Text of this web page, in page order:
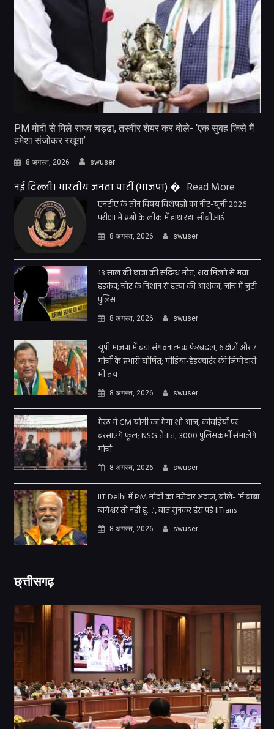
PM मोदी से मिले राघव चड्ढा, तस्वीर शेयर कर बोले- ‘एक सुबह जिसे मैं
हमेशा संजोकर रखूंगा’
8 अगस्त, 2026 swuser
नई दिल्ली। भारतीय जनता पार्टी (भाजपा) � Read More
एनटीए के तीन विषय विशेषज्ञों का नीट-यूजी 2026
परीक्षा में प्रश्नों के लीक में हाथ रहा: सीबीआई
8 अगस्त, 2026 swuser
13 साल की छात्रा की संदिग्ध मौत, शव मिलने से मचा
हड़कंप; चोट के निशान से हत्या की आशंका, जांच में जुटी
पुलिस
8 अगस्त, 2026 swuser
यूपी भाजपा में बड़ा संगठनात्मक फेरबदल, 6 क्षेत्रों और 7
मोर्चों के प्रभारी घोषित; मीडिया-हेडक्वार्टर की जिम्मेदारी
भी तय
8 अगस्त, 2026 swuser
मेरठ में CM योगी का मेगा शो आज, कांवड़ियों पर
बरसाएंगे फूल; NSG तैनात, 3000 पुलिसकर्मी संभालेंगे
मोर्चा
8 अगस्त, 2026 swuser
IIT Delhi में PM मोदी का मजेदार अंदाज, बोले- ‘मैं बाबा
बागेश्वर तो नहीं हूं…’, बात सुनकर हंस पड़े IITians
8 अगस्त, 2026 swuser
छ्त्तीसगढ़